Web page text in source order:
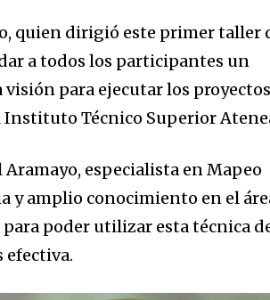
website or click
privacy and
quien dirigió este primer taller
a todos los participantes un
para ejecutar los
Técnico Superior
especialista en Mapeo
y amplio conocimiento en el
poder utilizar esta técnica
efectiva.